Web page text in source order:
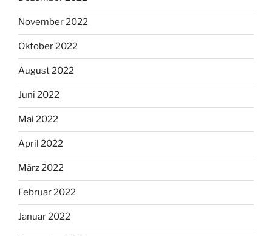
November 2022
Oktober 2022
August 2022
Juni 2022
Mai 2022
April 2022
März 2022
Februar 2022
Januar 2022